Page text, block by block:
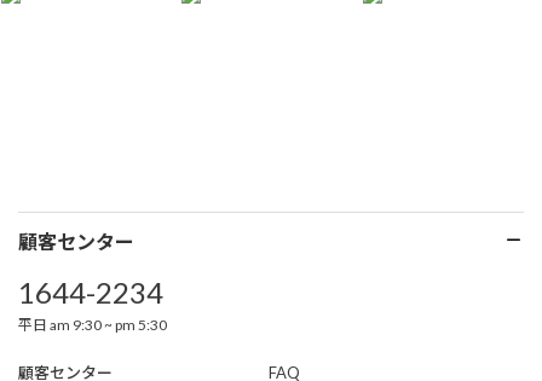
顧客センター
1644-2234
平日 am 9:30 ~ pm 5:30
顧客センター FAQ